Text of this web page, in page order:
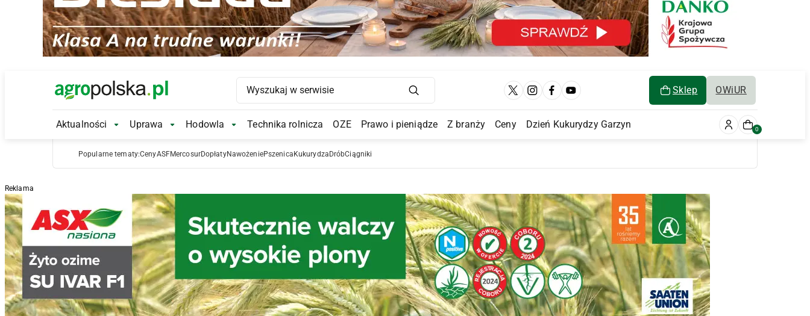
Main Logo Sklep OWiUR
Main Navigation
Aktualności Aktualności Submenu
Uprawa Uprawa Submenu
Hodowla Hodowla Submenu
Technika rolnicza OZE Prawo i pieniądze Z branży Ceny Dzień Kukurydzy Garzyn 0
Popularne tematy:CenyASFMercosurDopłatyNawożeniePszenica Kukurydza DróbCiągniki
Reklama